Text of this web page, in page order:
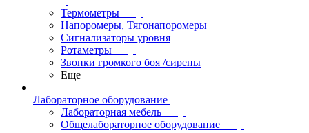
Термометры
Напоромеры, Тягонапоромеры
Сигнализаторы уровня
Ротаметры
Звонки громкого боя /сирены
Еще
Лабораторное оборудование
Лабораторная мебель
Общелабораторное оборудование